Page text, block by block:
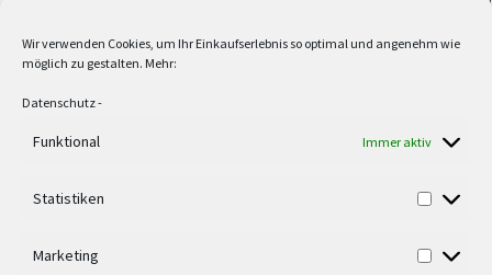
Wir verwenden Cookies, um Ihr Einkaufserlebnis so optimal und angenehm wie
möglich zu gestalten. Mehr:
Datenschutz-
Funktional Immer aktiv
Statistiken
Marketing
2 Lieferzeiten gelten mit Express-24.
Versandkostenfrei ab 59,90 € Nettowarenwert. Inseln ausgenommen. Unsere
Berufe zur Verwendung in der selbständigen, beruflichen oder gewerblichen
verwendeten Logos und Firmennamen sind Warenzeichen oder eingetragene
unseren AGB.